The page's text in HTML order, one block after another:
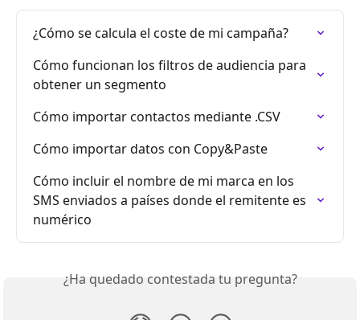
¿Cómo se calcula el coste de mi campaña?
Cómo funcionan los filtros de audiencia para
obtener un segmento
Cómo importar contactos mediante .CSV
Cómo importar datos con Copy&Paste
Cómo incluir el nombre de mi marca en los
SMS enviados a países donde el remitente es
numérico
¿Ha quedado contestada tu pregunta?